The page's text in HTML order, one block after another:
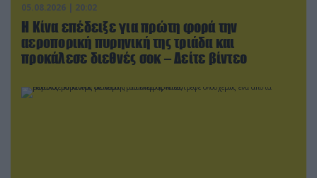
05.08.2026 | 20:02
Η Κίνα επέδειξε για πρώτη φορά την
αεροπορική πυρηνική της τριάδα και
προκάλεσε διεθνές σοκ – Δείτε βίντεο